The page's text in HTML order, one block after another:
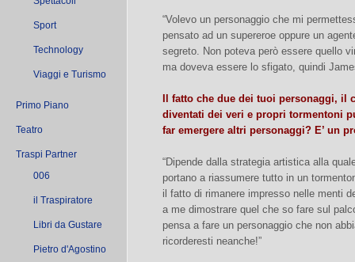
Sport
Technology
Viaggi e Turismo
Primo Piano
Teatro
Traspi Partner
006
il Traspiratore
Libri da Gustare
Pietro d'Agostino
“Volevo un personaggio che mi
pensato ad un supereroe oppure un
segreto. Non poteva però essere quello
ma doveva essere lo sfigato, quindi
Il fatto che due dei tuoi personaggi, il
diventati dei veri e propri tormentoni
far emergere altri personaggi? E’ un
“Dipende dalla strategia artistica alla
portano a riassumere tutto in un
il fatto di rimanere impresso nelle menti
a me dimostrare quel che so fare sul
pensa a fare un personaggio che non
ricorderesti neanche!”